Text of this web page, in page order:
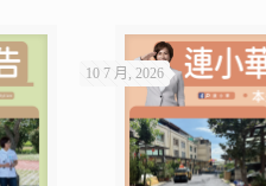
10 7 月, 2026